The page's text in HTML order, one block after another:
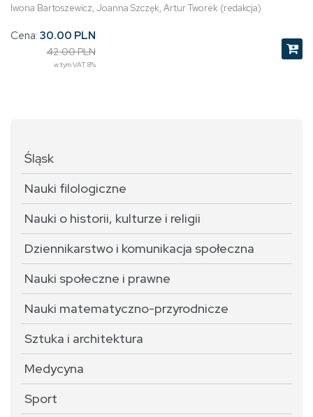
Iwona Bartoszewicz, Joanna Szczęk, Artur Tworek (redakcja)
Cena: 30.00 PLN
42.00 PLN
w tym VAT 8%
Śląsk
Nauki filologiczne
Nauki o historii, kulturze i religii
Dziennikarstwo i komunikacja społeczna
Nauki społeczne i prawne
Nauki matematyczno-przyrodnicze
Sztuka i architektura
Medycyna
Sport